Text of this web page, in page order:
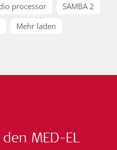
processor
SAMBA 2
Mehr laden
MED-EL